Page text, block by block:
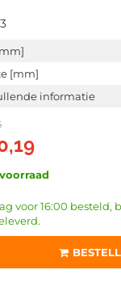
[mm]
informatie
voor 16:00 besteld,